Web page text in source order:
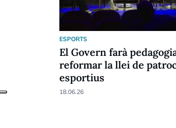
ESPORTS
El Govern farà
reformar la llei de
esportius
18.06.26